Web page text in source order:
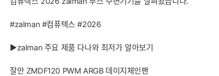
#zalman #컴퓨텍스 #2026
▶zalman 주요 제품 다나와 최저가 알아보기
잘만 ZMDF120 PWM ARGB 데이지체인팬